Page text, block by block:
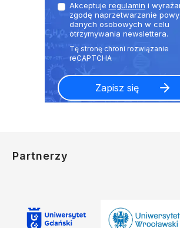
Akceptuje regulamin i
zgodę naprzetwarzanie
danych osobowych w celu
otrzymywania newslettera.
Partnerzy